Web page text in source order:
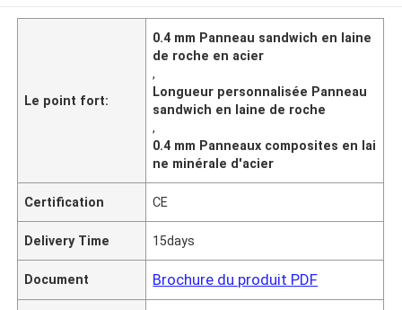
Le point fort:
0.4 mm Panneau sandwich en laine
de roche en acier
,
Longueur personnalisée Panneau
sandwich en laine de roche
,
0.4 mm Panneaux composites en lai
ne minérale d'acier
Certification CE
Delivery Time 15days
Document Brochure du produit PDF